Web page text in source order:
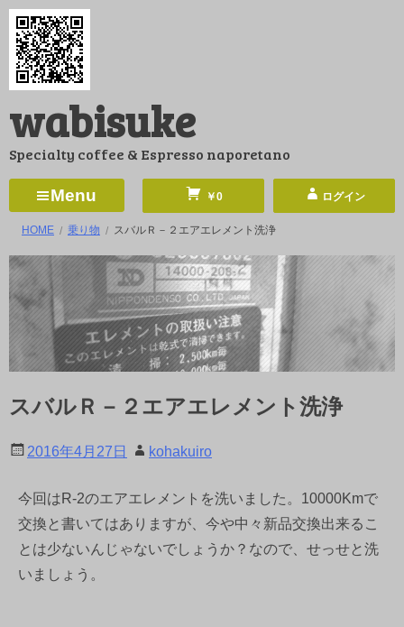
コ
ン
ツ
ス
ッ
wabisuke
Specialty coffee & Espresso naporetano
Menu ￥0 ログイン
HOME 乗り物 スバルＲ－２エアエレメント洗浄
スバルＲ－２エアエレメント洗浄
2016年4月27日 kohakuiro
今回はR-2のエアエレメントを洗いました。10000Kmで
交換と書いてはありますが、今や中々新品交換出来るこ
とは少ないんじゃないでしょうか？なので、せっせと洗
いましょう。